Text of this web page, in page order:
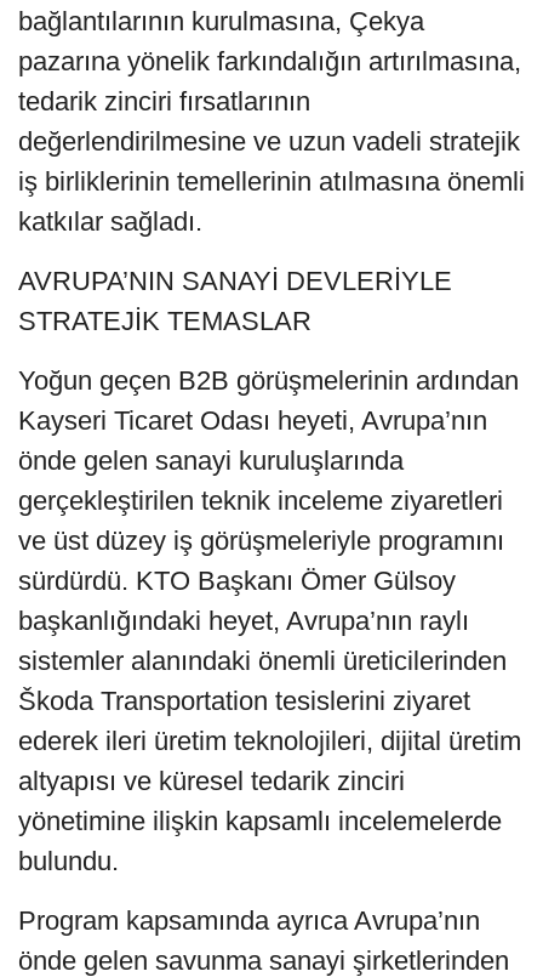
bağlantılarının kurulmasına, Çekya
pazarına yönelik farkındalığın artırılmasına,
tedarik zinciri fırsatlarının
değerlendirilmesine ve uzun vadeli stratejik
iş birliklerinin temellerinin atılmasına önemli
katkılar sağladı.
AVRUPA’NIN SANAYİ DEVLERİYLE
STRATEJİK TEMASLAR
Yoğun geçen B2B görüşmelerinin ardından
Kayseri Ticaret Odası heyeti, Avrupa’nın
önde gelen sanayi kuruluşlarında
gerçekleştirilen teknik inceleme ziyaretleri
ve üst düzey iş görüşmeleriyle programını
sürdürdü. KTO Başkanı Ömer Gülsoy
başkanlığındaki heyet, Avrupa’nın raylı
sistemler alanındaki önemli üreticilerinden
Škoda Transportation tesislerini ziyaret
ederek ileri üretim teknolojileri, dijital üretim
altyapısı ve küresel tedarik zinciri
yönetimine ilişkin kapsamlı incelemelerde
bulundu.
Program kapsamında ayrıca Avrupa’nın
önde gelen savunma sanayi şirketlerinden